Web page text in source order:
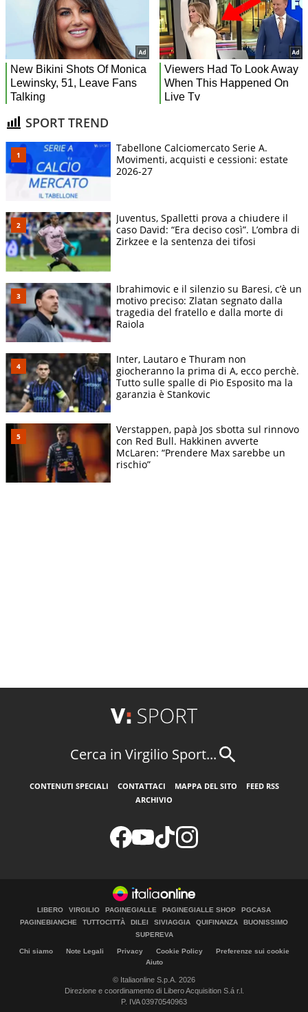
SPORT TREND
Tabellone Calciomercato Serie A.
Movimenti, acquisti e cessioni: estate
2026-27
Juventus, Spalletti prova a chiudere il
caso David: “Era deciso così”. L’ombra di
Zirkzee e la sentenza dei tifosi
Ibrahimovic e il silenzio su Baresi, c’è un
motivo preciso: Zlatan segnato dalla
tragedia del fratello e dalla morte di
Raiola
Inter, Lautaro e Thuram non
giocheranno la prima di A, ecco perchè.
Tutto sulle spalle di Pio Esposito ma la
garanzia è Stankovic
Verstappen, papà Jos sbotta sul rinnovo
con Red Bull. Hakkinen avverte
McLaren: “Prendere Max sarebbe un
rischio”
Cerca in Virgilio Sport...
CONTENUTI SPECIALI CONTATTACI MAPPA DEL SITO
FEED RSS
ARCHIVIO
LIBERO VIRGILIO PAGINEGIALLE PAGINEGIALLE SHOP
PGCASA
PAGINEBIANCHE
TUTTOCITTÀ DILEI SIVIAGGIA QUIFINANZA
BUONISSIMO
SUPEREVA
Chi siamo Note Legali Privacy Cookie Policy
Preferenze sui cookie
Aiuto
© Italiaonline S.p.A. 2026
Direzione e coordinamento di Libero Acquisition S.á r.l.
P. IVA 03970540963